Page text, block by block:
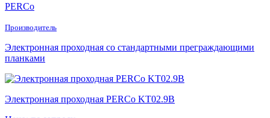
PERCo
Производитель
Электронная проходная со стандартными преграждающими
планками
Электронная проходная PERCo KT02.9B